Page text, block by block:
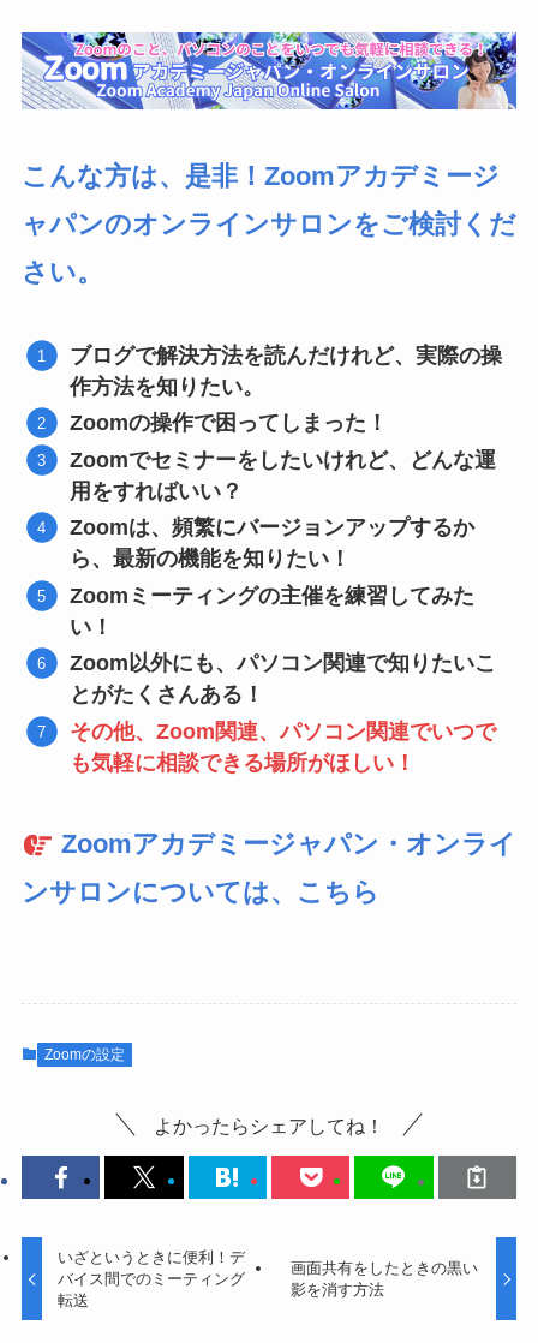
こんな方は、是非！Zoomアカデミージ
ャパンのオンラインサロンをご検討くだ
さい。
ブログで解決方法を読んだけれど、実際の操
作方法を知りたい。
Zoomの操作で困ってしまった！
Zoomでセミナーをしたいけれど、どんな運
用をすればいい？
Zoomは、頻繁にバージョンアップするか
ら、最新の機能を知りたい！
Zoomミーティングの主催を練習してみた
い！
Zoom以外にも、パソコン関連で知りたいこ
とがたくさんある！
その他、Zoom関連、パソコン関連でいつで
も気軽に相談できる場所がほしい！
Zoomアカデミージャパン・オンライ
ンサロンについては、こちら
Zoomの設定
よかったらシェアしてね！
いざというときに便利！デ
バイス間でのミーティング
転送
画面共有をしたときの黒い
影を消す方法